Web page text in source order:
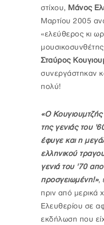
στίχου, Μάνος
Μαρτίου 2005
«ελεύθερος κι
Σταύρος
συνεργάστηκαν
πολύ!
«Ο Κουγιουμτζής
της γενιάς του
έφυγε και η
ελληνικού
γενιά του '70
προσγειωμένη!»,
πριν από μερικά
Ελευθερίου σε
εκδήλωση που